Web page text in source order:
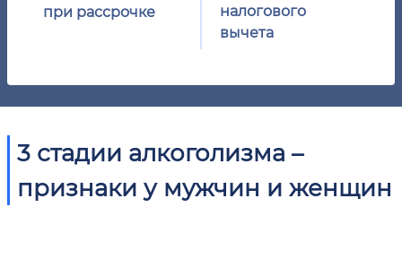
при рассрочке
налогового
вычета
3 стадии алкоголизма –
признаки у мужчин и женщин